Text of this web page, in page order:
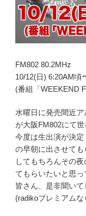
FM802 80.2MHz
10/12(日) 6:20AM頃
(番組「WEEKEND
水曜日に発売間近ア
が大阪FM802にて
今度は生出演が決
の早朝に出させて
してもちろんその
てもらいたいと思
皆さん、是非聞いて
(radikoプレミアム